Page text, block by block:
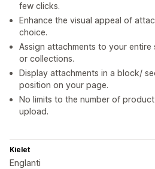
few clicks.
Enhance the visual appeal of
choice.
Assign attachments to your
or collections.
Display attachments in a block/
position on your page.
No limits to the number of
upload.
Kielet
Englanti